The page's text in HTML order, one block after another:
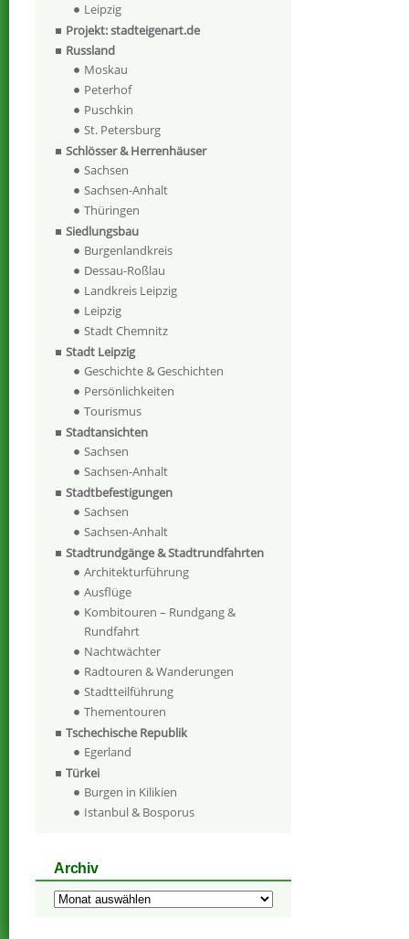
Leipzig
Projekt: stadteigenart.de
Russland
Moskau
Peterhof
Puschkin
St. Petersburg
Schlösser & Herrenhäuser
Sachsen
Sachsen-Anhalt
Thüringen
Siedlungsbau
Burgenlandkreis
Dessau-Roßlau
Landkreis Leipzig
Leipzig
Stadt Chemnitz
Stadt Leipzig
Geschichte & Geschichten
Persönlichkeiten
Tourismus
Stadtansichten
Sachsen
Sachsen-Anhalt
Stadtbefestigungen
Sachsen
Sachsen-Anhalt
Stadtrundgänge & Stadtrundfahrten
Architekturführung
Ausflüge
Kombitouren – Rundgang &
Rundfahrt
Nachtwächter
Radtouren & Wanderungen
Stadtteilführung
Thementouren
Tschechische Republik
Egerland
Türkei
Burgen in Kilikien
Istanbul & Bosporus
Archiv
Archiv